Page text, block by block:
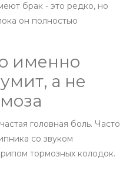
брак - это редко, но
он полностью
именно
а не
головная боль. Часто
со звуком
тормозных колодок.